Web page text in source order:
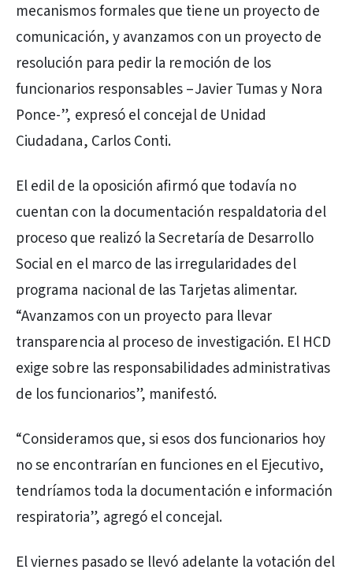
mecanismos formales que tiene un proyecto de
comunicación, y avanzamos con un proyecto de
resolución para pedir la remoción de los
funcionarios responsables –Javier Tumas y Nora
Ponce-”, expresó el concejal de Unidad
Ciudadana, Carlos Conti.
El edil de la oposición afirmó que todavía no
cuentan con la documentación respaldatoria del
proceso que realizó la Secretaría de Desarrollo
Social en el marco de las irregularidades del
programa nacional de las Tarjetas alimentar.
“Avanzamos con un proyecto para llevar
transparencia al proceso de investigación. El HCD
exige sobre las responsabilidades administrativas
de los funcionarios”, manifestó.
“Consideramos que, si esos dos funcionarios hoy
no se encontrarían en funciones en el Ejecutivo,
tendríamos toda la documentación e información
respiratoria”, agregó el concejal.
El viernes pasado se llevó adelante la votación del